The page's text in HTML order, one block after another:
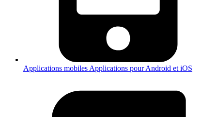
Applications mobiles Applications pour Android et iOS